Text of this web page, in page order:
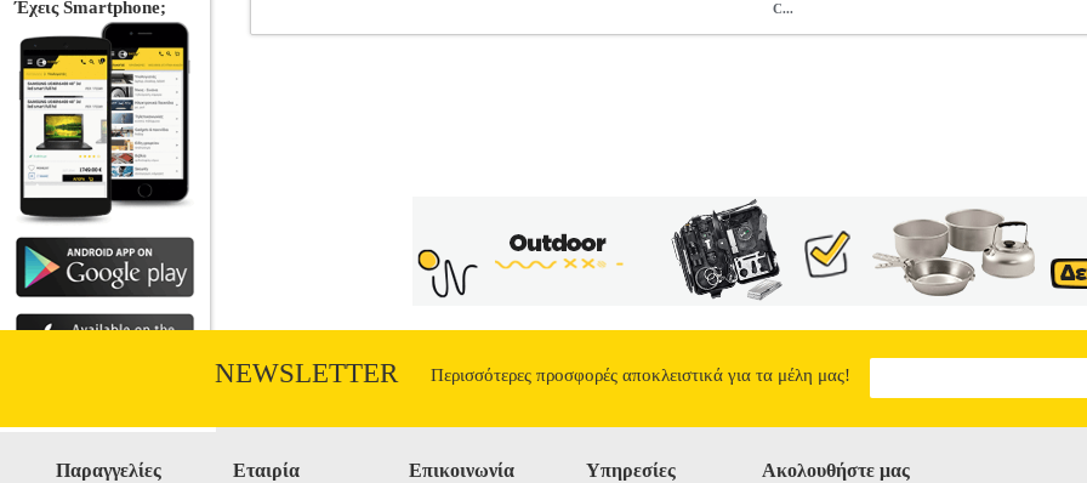
C...
NEWSLETTER Περισσότερες προσφορές αποκλειστικά για τα μέλη μας!
Παραγγελίες Εταιρία Επικοινωνία Υπηρεσίες Ακολουθήστε μας